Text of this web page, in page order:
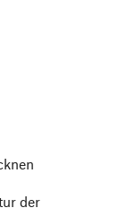
der